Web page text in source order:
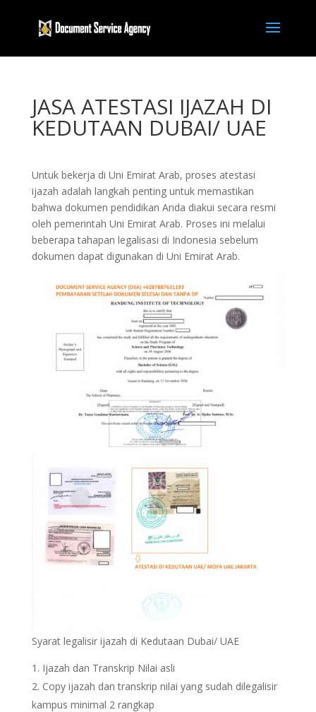
JASA ATESTASI IJAZAH DI
KEDUTAAN DUBAI/ UAE
Untuk bekerja di Uni Emirat Arab, proses atestasi
ijazah adalah langkah penting untuk memastikan
bahwa dokumen pendidikan Anda diakui secara resmi
oleh pemerintah Uni Emirat Arab. Proses ini melalui
beberapa tahapan legalisasi di Indonesia sebelum
dokumen dapat digunakan di Uni Emirat Arab.
Syarat legalisir ijazah di Kedutaan Dubai/ UAE
Ijazah dan Transkrip Nilai asli
Copy ijazah dan transkrip nilai yang sudah dilegalisir
kampus minimal 2 rangkap